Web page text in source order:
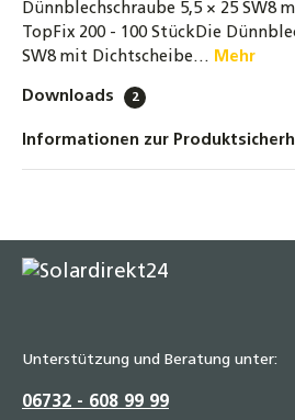
Dünnblechschraube 5,5 × 25 SW8
TopFix 200 - 100 StückDie
SW8 mit Dichtscheibe… Mehr
Downloads 2
Informationen zur
Unterstützung und Beratung unter:
06732 - 608 99 99